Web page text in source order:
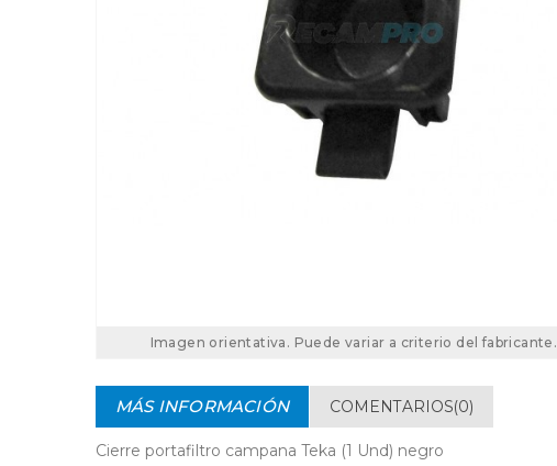
Imagen orientativa. Puede variar a criterio del fabricante.
MÁS INFORMACIÓN COMENTARIOS(0)
Cierre portafiltro campana Teka (1 Und) negro